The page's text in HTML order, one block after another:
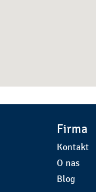
Firma
Kontakt
O nas
Blog